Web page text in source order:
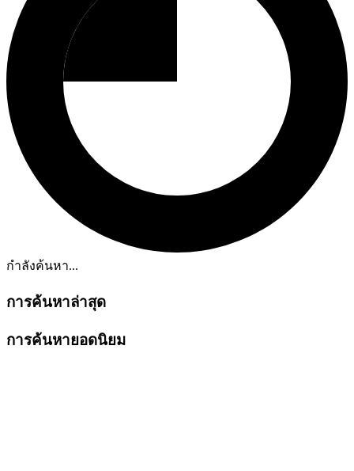
กำลังค้นหา...
การค้นหาล่าสุด
การค้นหายอดนิยม